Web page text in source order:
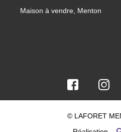
Maison à vendre, Menton
© LAFORET